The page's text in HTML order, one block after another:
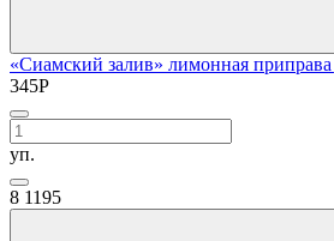
«Сиамский залив» лимонная приправа
345Р
уп.
8 1195